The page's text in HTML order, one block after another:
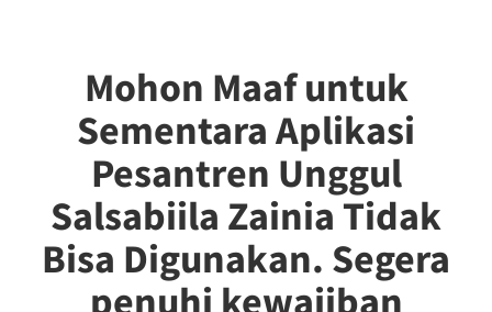
Mohon Maaf untuk
Sementara Aplikasi
Pesantren Unggul
Salsabiila Zainia Tidak
Bisa Digunakan. Segera
penuhi kewajiban